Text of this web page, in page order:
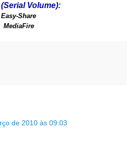
Volume):
Easy-Share
MediaFire
de 2010 às 09:03